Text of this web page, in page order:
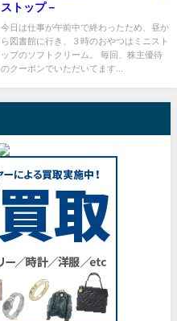
ストップ－
今日は仕事が午前中で終わったため、昼か
ら図書館に行き、３時のおやつはミニスト
ップのソフトクリーム。 毎回、株主優待
のクーポンでいただいてます...